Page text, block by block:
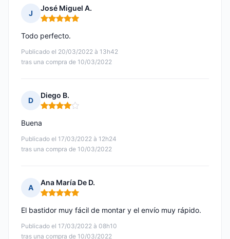
J
José Miguel A.
Nota: 5 de 5
Publicado el 20/03/2022 à 13h42
tras una compra de 10/03/2022
Todo perfecto.
D
Diego B.
Nota: 4 de 5
Publicado el 17/03/2022 à 12h24
tras una compra de 10/03/2022
Buena
A
Ana María De D.
Nota: 5 de 5
Publicado el 17/03/2022 à 08h10
tras una compra de 10/03/2022
El bastidor muy fácil de montar y el envío muy rápido.